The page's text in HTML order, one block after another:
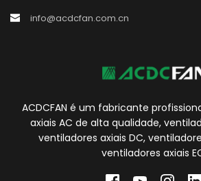
info@acdcfan.com.cn
ACDCFAN é um fabricante
axiais AC de alta qualidade,
ventiladores axiais DC,
ventiladores axiais